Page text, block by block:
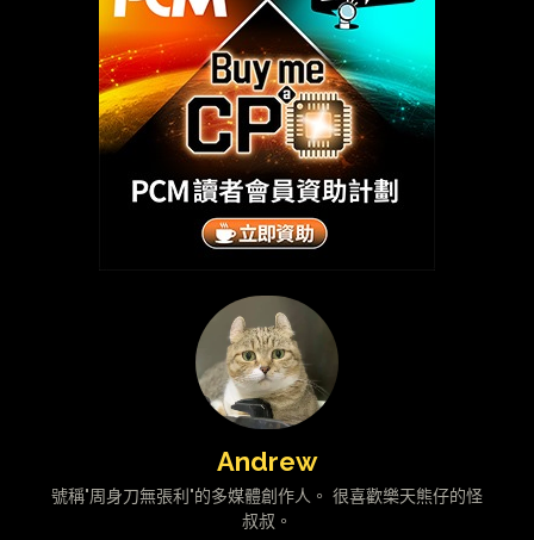
Andrew
號稱"周身刀無張利"的多媒體創作人。 很喜歡樂天熊仔的怪
叔叔。